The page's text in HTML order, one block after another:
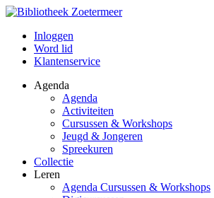
Inloggen
Word lid
Klantenservice
Agenda
Agenda
Activiteiten
Cursussen & Workshops
Jeugd & Jongeren
Spreekuren
Collectie
Leren
Agenda Cursussen & Workshops